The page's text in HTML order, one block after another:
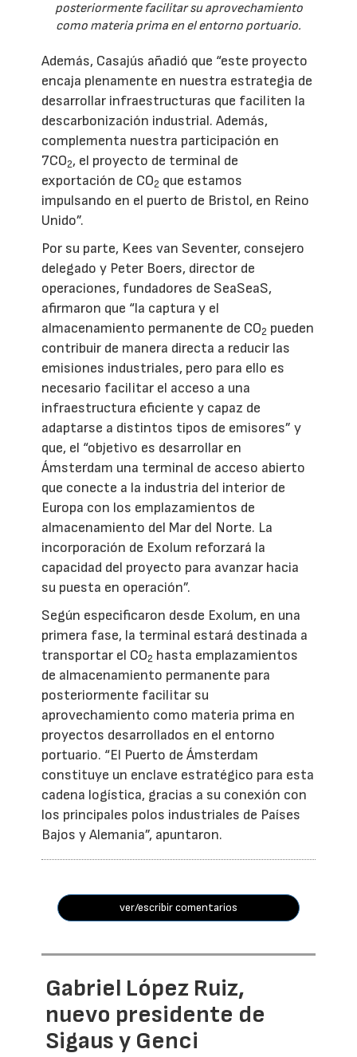
posteriormente facilitar su aprovechamiento
como materia prima en el entorno portuario.
Además, Casajús añadió que “este proyecto
encaja plenamente en nuestra estrategia de
desarrollar infraestructuras que faciliten la
descarbonización industrial. Además,
complementa nuestra participación en
7CO2, el proyecto de terminal de
exportación de CO2 que estamos
impulsando en el puerto de Bristol, en Reino
Unido”.
Por su parte, Kees van Seventer, consejero
delegado y Peter Boers, director de
operaciones, fundadores de SeaSeaS,
afirmaron que “la captura y el
almacenamiento permanente de CO2 pueden
contribuir de manera directa a reducir las
emisiones industriales, pero para ello es
necesario facilitar el acceso a una
infraestructura eficiente y capaz de
adaptarse a distintos tipos de emisores” y
que, el “objetivo es desarrollar en
Ámsterdam una terminal de acceso abierto
que conecte a la industria del interior de
Europa con los emplazamientos de
almacenamiento del Mar del Norte. La
incorporación de Exolum reforzará la
capacidad del proyecto para avanzar hacia
su puesta en operación”.
Según especificaron desde Exolum, en una
primera fase, la terminal estará destinada a
transportar el CO2 hasta emplazamientos
de almacenamiento permanente para
posteriormente facilitar su
aprovechamiento como materia prima en
proyectos desarrollados en el entorno
portuario. “El Puerto de Ámsterdam
constituye un enclave estratégico para esta
cadena logística, gracias a su conexión con
los principales polos industriales de Países
Bajos y Alemania”, apuntaron.
ver/escribir comentarios
Gabriel López Ruiz,
nuevo presidente de
Sigaus y Genci